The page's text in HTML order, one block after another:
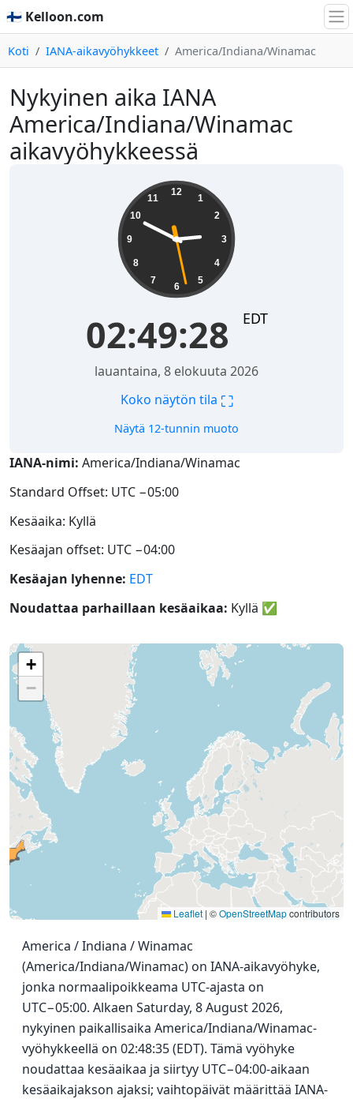
🇫🇮 Kelloon.com
Koti IANA-aikavyöhykkeet America/Indiana/Winamac
Nykyinen aika IANA
America/Indiana/Winamac
aikavyöhykkeessä
12
1
2
3
4
5
6
7
8
9
10
11
02:49:29 EDT
lauantaina, 8 elokuuta 2026
Koko näytön tila ⛶
Näytä 12-tunnin muoto
IANA-nimi: America/Indiana/Winamac
Standard Offset: UTC −05:00
Kesäaika: Kyllä
Kesäajan offset: UTC −04:00
Kesäajan lyhenne: EDT
Noudattaa parhaillaan kesäaikaa: Kyllä ✅
+
−
Leaflet | ©OpenStreetMapcontributors
America / Indiana / Winamac
(America/Indiana/Winamac) on IANA-aikavyöhyke,
jonka normaalipoikkeama UTC-ajasta on
UTC−05:00. Alkaen Saturday, 8 August 2026,
nykyinen paikallisaika America/Indiana/Winamac-
vyöhykkeellä on 02:48:35 (EDT). Tämä vyöhyke
noudattaa kesäaikaa ja siirtyy UTC−04:00-aikaan
kesäaikajakson ajaksi; vaihtopäivät määrittää IANA-